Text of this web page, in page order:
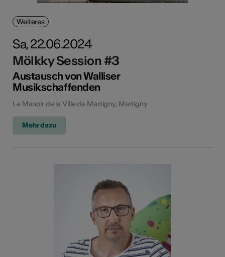
Weiteres
Sa, 22.06.2024
Mölkky Session #3
Austausch von Walliser
Musikschaffenden
Le Manoir de la Ville de Martigny, Martigny
Mehr dazu